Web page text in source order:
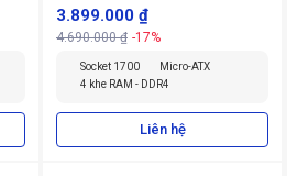
3.899.000 ₫
4.690.000 ₫ -17%
Socket 1700
Micro-ATX
4 khe RAM - DDR4
Liên hệ